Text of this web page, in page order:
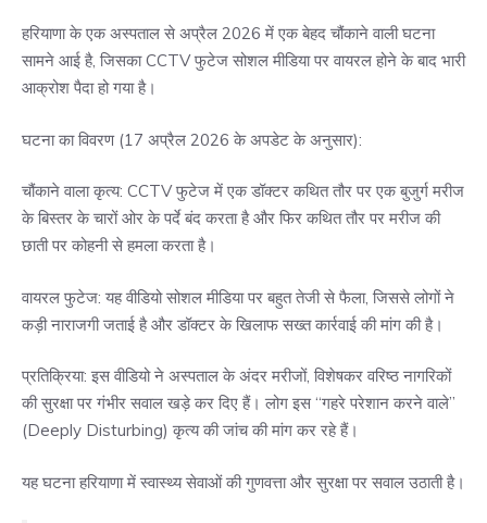
हरियाणा के एक अस्पताल से अप्रैल 2026 में एक बेहद चौंकाने वाली घटना
सामने आई है, जिसका CCTV फुटेज सोशल मीडिया पर वायरल होने के बाद भारी
आक्रोश पैदा हो गया है।
घटना का विवरण (17 अप्रैल 2026 के अपडेट के अनुसार):
चौंकाने वाला कृत्य: CCTV फुटेज में एक डॉक्टर कथित तौर पर एक बुजुर्ग मरीज
के बिस्तर के चारों ओर के पर्दे बंद करता है और फिर कथित तौर पर मरीज की
छाती पर कोहनी से हमला करता है।
वायरल फुटेज: यह वीडियो सोशल मीडिया पर बहुत तेजी से फैला, जिससे लोगों ने
कड़ी नाराजगी जताई है और डॉक्टर के खिलाफ सख्त कार्रवाई की मांग की है।
प्रतिक्रिया: इस वीडियो ने अस्पताल के अंदर मरीजों, विशेषकर वरिष्ठ नागरिकों
की सुरक्षा पर गंभीर सवाल खड़े कर दिए हैं। लोग इस “गहरे परेशान करने वाले”
(Deeply Disturbing) कृत्य की जांच की मांग कर रहे हैं।
यह घटना हरियाणा में स्वास्थ्य सेवाओं की गुणवत्ता और सुरक्षा पर सवाल उठाती है।